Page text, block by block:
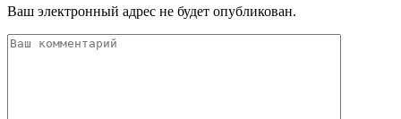
Ваш электронный адрес не будет опубликован.